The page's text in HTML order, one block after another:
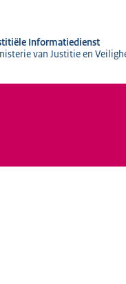
Informatiedienst
van Justitie en